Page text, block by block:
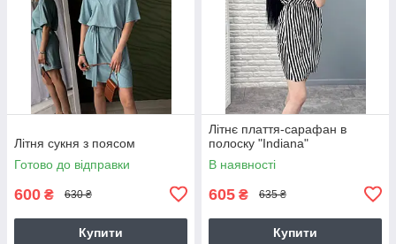
Літня сукня з поясом
Готово до відправки
600 ₴ 630 ₴
Купити
Літнє плаття-сарафан в
полоску "Indiana"
В наявності
605 ₴ 635 ₴
Купити